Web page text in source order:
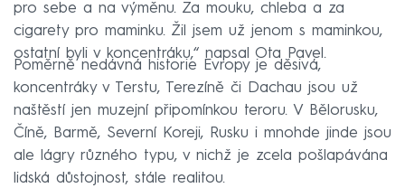
pro sebe a na výměnu. Za mouku, chleba a za
cigarety pro maminku. Žil jsem už jenom s maminkou,
ostatní byli v koncentráku,“ napsal Ota Pavel.
Poměrně nedávná historie Evropy je děsivá,
koncentráky v Terstu, Terezíně či Dachau jsou už
naštěstí jen muzejní připomínkou teroru. V Bělorusku,
Číně, Barmě, Severní Koreji, Rusku i mnohde jinde jsou
ale lágry různého typu, v nichž je zcela pošlapávána
lidská důstojnost, stále realitou.